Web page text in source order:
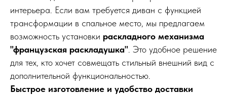
интерьера. Если вам требуется диван с функцией
трансформации в спальное место, мы предлагаем
возможность установки раскладного механизма
"французская раскладушка" . Это удобное решение
для тех, кто хочет совмещать стильный внешний вид с
дополнительной функциональностью.
Быстрое изготовление и удобство доставки